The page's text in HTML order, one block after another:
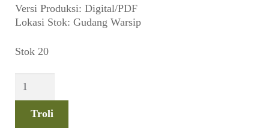
Versi Produksi: Digital/PDF
Lokasi Stok: Gudang Warsip
Stok 20
Cina
Komunis
Troli